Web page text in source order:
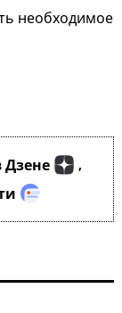
необходимое
Дзене ,